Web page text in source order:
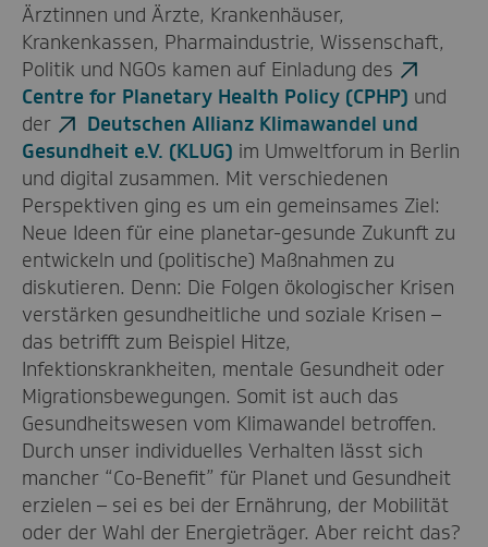
Ärztinnen und Ärzte, Krankenhäuser,
Krankenkassen, Pharmaindustrie, Wissenschaft,
Politik und NGOs kamen auf Einladung des
Centre for Planetary Health Policy (CPHP) und
der
Deutschen Allianz Klimawandel und
Gesundheit e.V. (KLUG) im Umweltforum in Berlin
und digital zusammen. Mit verschiedenen
Perspektiven ging es um ein gemeinsames Ziel:
Neue Ideen für eine planetar-gesunde Zukunft zu
entwickeln und (politische) Maßnahmen zu
diskutieren. Denn: Die Folgen ökologischer Krisen
verstärken gesundheitliche und soziale Krisen –
das betrifft zum Beispiel Hitze,
Infektionskrankheiten, mentale Gesundheit oder
Migrationsbewegungen. Somit ist auch das
Gesundheitswesen vom Klimawandel betroffen.
Durch unser individuelles Verhalten lässt sich
mancher “Co-Benefit” für Planet und Gesundheit
erzielen – sei es bei der Ernährung, der Mobilität
oder der Wahl der Energieträger. Aber reicht das?